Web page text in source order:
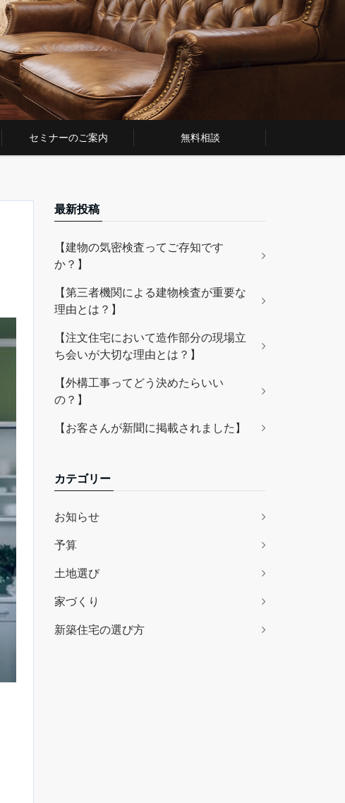
セミナーのご案内 無料相談
最新投稿
【建物の気密検査ってご存知です
か？】
【第三者機関による建物検査が重要な
理由とは？】
【注文住宅において造作部分の現場立
ち会いが大切な理由とは？】
【外構工事ってどう決めたらいい
の？】
【お客さんが新聞に掲載されました】
カテゴリー
お知らせ
予算
土地選び
家づくり
新築住宅の選び方